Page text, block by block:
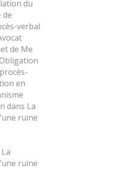
du
de
verbal
de Me
en
dans La
ruine
La
ruine